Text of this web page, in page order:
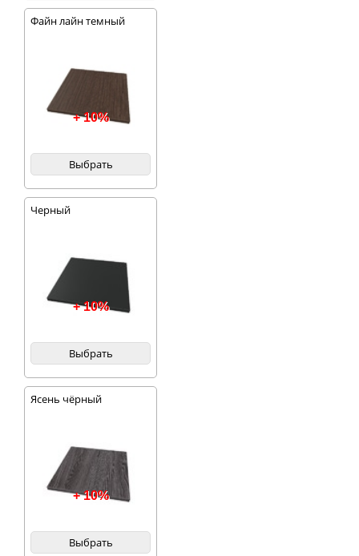
Файн лайн темный
+ 10%
Выбрать
Черный
+ 10%
Выбрать
Ясень чёрный
+ 10%
Выбрать